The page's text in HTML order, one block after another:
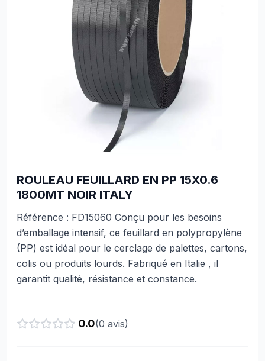
ROULEAU FEUILLARD EN PP 15X0.6
1800MT NOIR ITALY
Référence : FD15060 Conçu pour les besoins
d’emballage intensif, ce feuillard en polypropylène
(PP) est idéal pour le cerclage de palettes, cartons,
colis ou produits lourds. Fabriqué en Italie , il
garantit qualité, résistance et constance.
0.0(0 avis)